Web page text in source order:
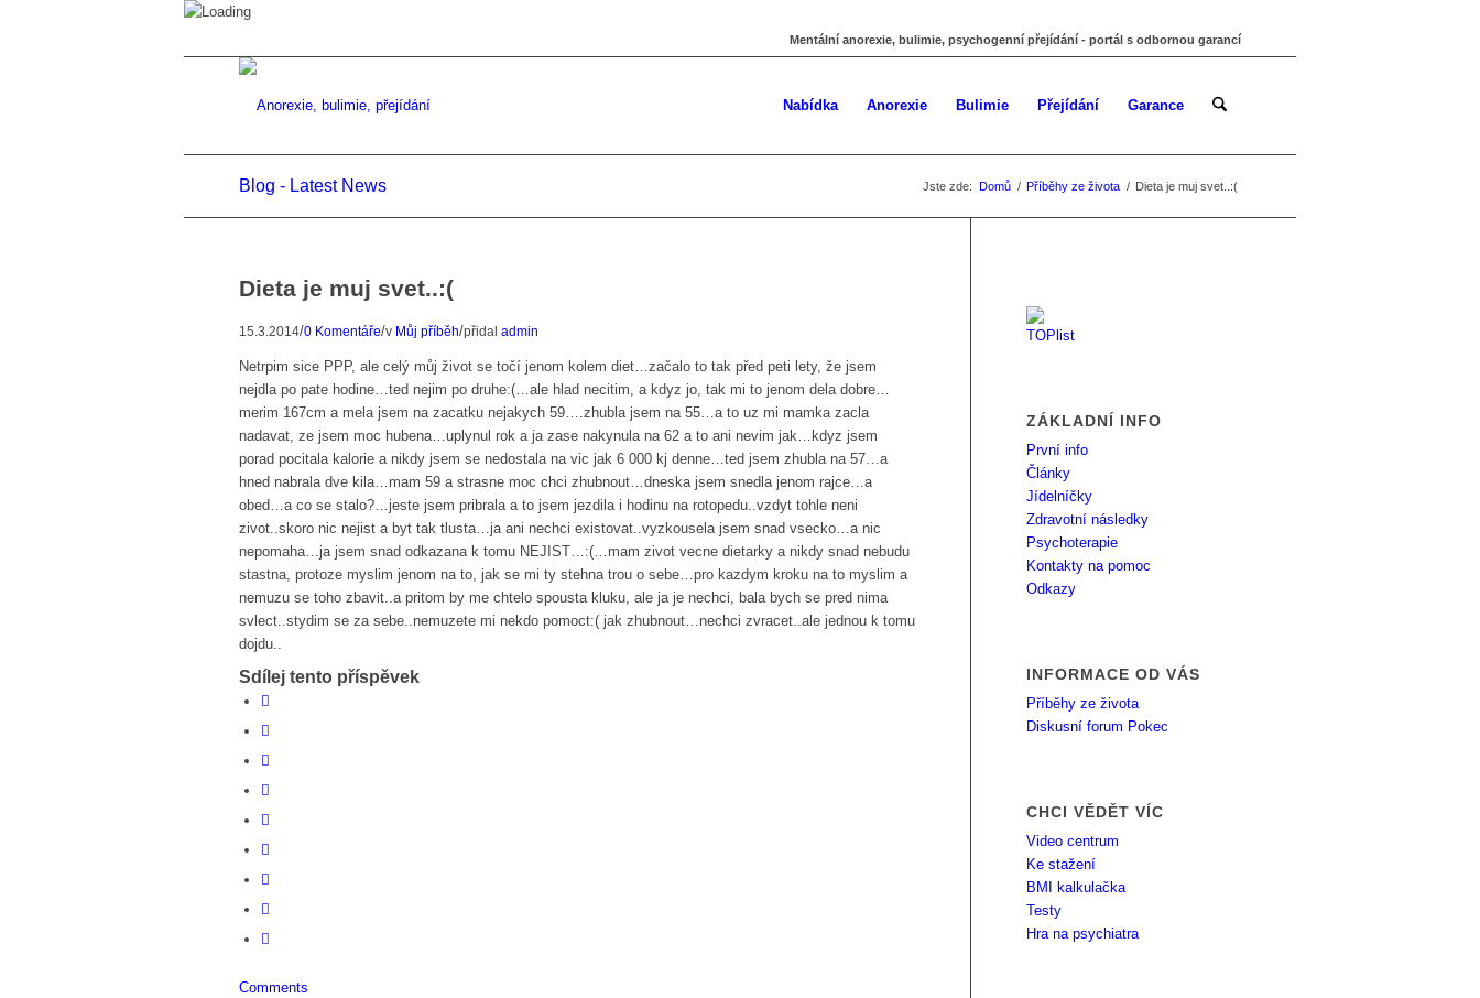
Mentální anorexie, bulimie, psychogenní přejídání - portál s odbornou garancí
Nabídka Anorexie Bulimie Přejídání Garance
Blog - Latest News Jste zde: Domů / Příběhy ze života / Dieta je muj svet..:(
Dieta je muj svet..:(
15.3.2014/0 Komentáře/v Můj příběh/přidal admin
Netrpim sice PPP, ale celý můj život se točí jenom kolem diet…začalo to tak před peti lety, že jsem
nejdla po pate hodine…ted nejim po druhe:(…ale hlad necitim, a kdyz jo, tak mi to jenom dela dobre…
merim 167cm a mela jsem na zacatku nejakych 59….zhubla jsem na 55…a to uz mi mamka zacla
nadavat, ze jsem moc hubena…uplynul rok a ja zase nakynula na 62 a to ani nevim jak…kdyz jsem
porad pocitala kalorie a nikdy jsem se nedostala na vic jak 6 000 kj denne…ted jsem zhubla na 57…a
hned nabrala dve kila…mam 59 a strasne moc chci zhubnout…dneska jsem snedla jenom rajce…a
obed…a co se stalo?…jeste jsem pribrala a to jsem jezdila i hodinu na rotopedu..vzdyt tohle neni
zivot..skoro nic nejist a byt tak tlusta…ja ani nechci existovat..vyzkousela jsem snad vsecko…a nic
nepomaha…ja jsem snad odkazana k tomu NEJIST…:(…mam zivot vecne dietarky a nikdy snad nebudu
stastna, protoze myslim jenom na to, jak se mi ty stehna trou o sebe…pro kazdym kroku na to myslim a
nemuzu se toho zbavit..a pritom by me chtelo spousta kluku, ale ja je nechci, bala bych se pred nima
svlect..stydim se za sebe..nemuzete mi nekdo pomoct:( jak zhubnout…nechci zvracet..ale jednou k tomu
dojdu..
Sdílej tento příspěvek
Comments
ZÁKLADNÍ INFO
První info
Články
Jídelníčky
Zdravotní následky
Psychoterapie
Kontakty na pomoc
Odkazy
INFORMACE OD VÁS
Příběhy ze života
Diskusní forum Pokec
CHCI VĚDĚT VÍC
Video centrum
Ke stažení
BMI kalkulačka
Testy
Hra na psychiatra